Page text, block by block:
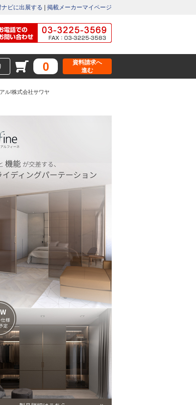
ナビに出展する 掲載メーカーマイページ
0
資料請求へ
進む
ル!株式会社サワヤ